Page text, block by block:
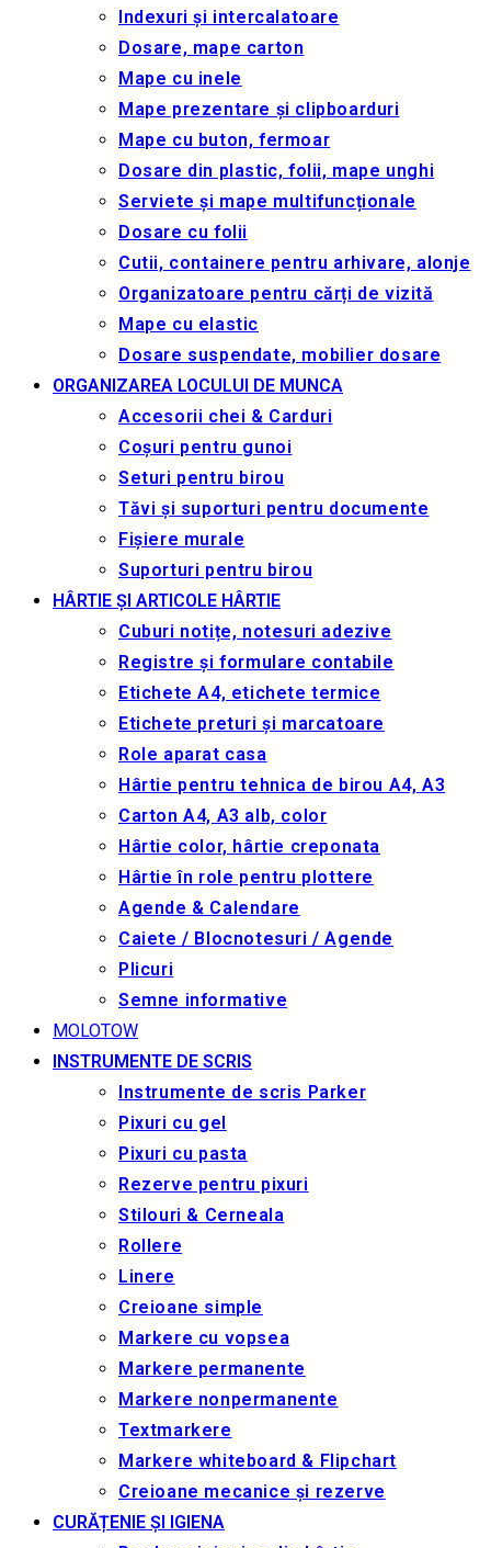
Indexuri și intercalatoare
Dosare, mape carton
Mape cu inele
Mape prezentare și clipboarduri
Mape cu buton, fermoar
Dosare din plastic, folii, mape unghi
Serviete și mape multifuncționale
Dosare cu folii
Cutii, containere pentru arhivare, alonje
Organizatoare pentru cărți de vizită
Mape cu elastic
Dosare suspendate, mobilier dosare
ORGANIZAREA LOCULUI DE MUNCA
Accesorii chei & Сarduri
Coșuri pentru gunoi
Seturi pentru birou
Tăvi și suporturi pentru documente
Fișiere murale
Suporturi pentru birou
HÂRTIE ȘI ARTICOLE HÂRTIE
Cuburi notițe, notesuri adezive
Registre și formulare contabile
Etichete A4, etichete termice
Etichete preturi și marcatoare
Role aparat casa
Hârtie pentru tehnica de birou A4, A3
Carton A4, A3 alb, color
Hârtie color, hârtie creponata
Hârtie în role pentru plottere
Agende & Calendare
Caiete / Blocnotesuri / Agende
Plicuri
Semne informative
MOLOTOW
INSTRUMENTE DE SCRIS
Instrumente de scris Parker
Pixuri cu gel
Pixuri cu pasta
Rezerve pentru pixuri
Stilouri & Сerneala
Rollere
Linere
Creioane simple
Markere cu vopsea
Markere permanente
Markere nonpermanente
Textmarkere
Markere whiteboard & Flipchart
Creioane mecanice și rezerve
CURĂȚENIE ȘI IGIENA